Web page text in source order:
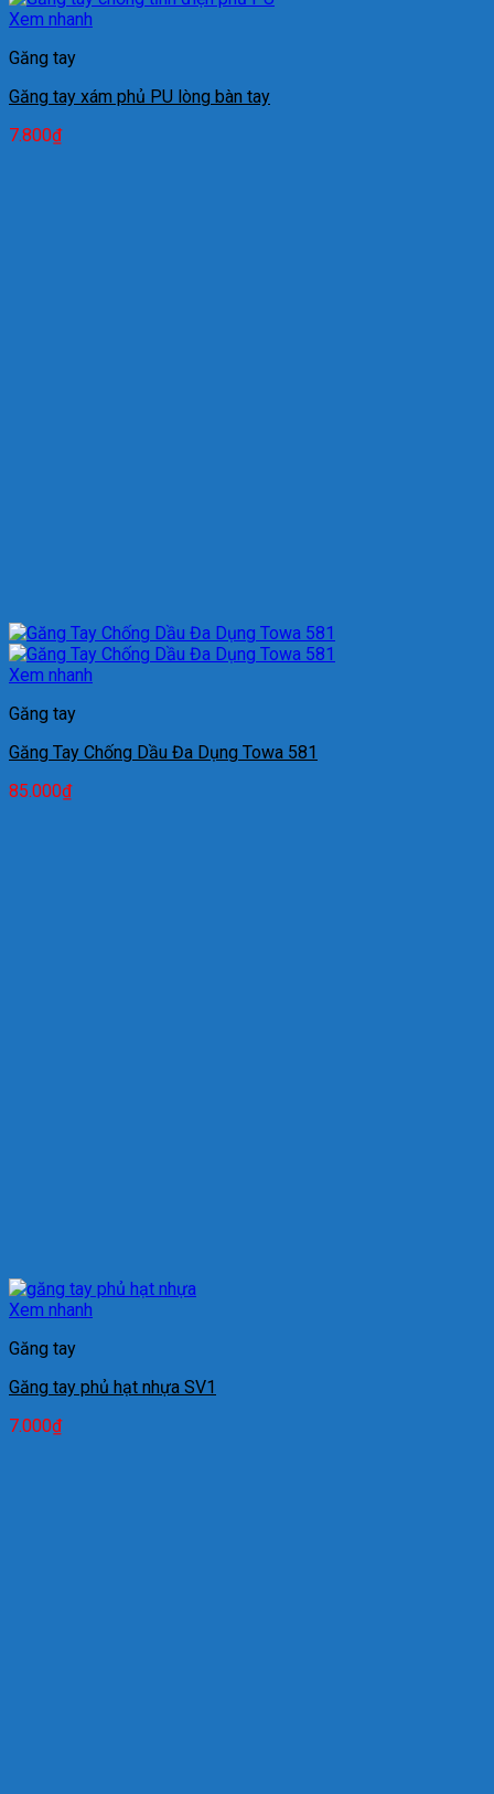
Xem nhanh
Găng tay
Găng tay xám phủ PU lòng bàn tay
7.800₫
Xem nhanh
Găng tay
Găng Tay Chống Dầu Đa Dụng Towa 581
85.000₫
Xem nhanh
Găng tay
Găng tay phủ hạt nhựa SV1
7.000₫